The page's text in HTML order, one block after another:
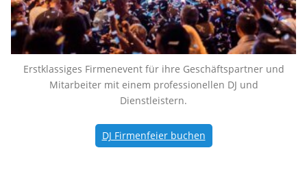
Erstklassiges Firmenevent für ihre Geschäftspartner und
Mitarbeiter mit einem professionellen DJ und
Dienstleistern.
DJ Firmenfeier buchen